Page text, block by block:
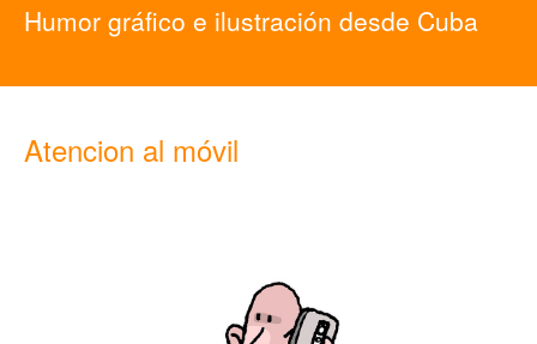
Humor gráfico e ilustración desde Cuba
Atencion al móvil